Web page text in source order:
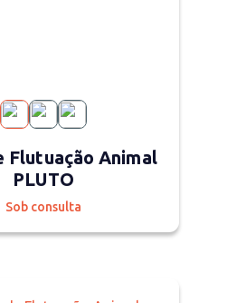
Flutuação Animal
PLUTO
Sob consulta